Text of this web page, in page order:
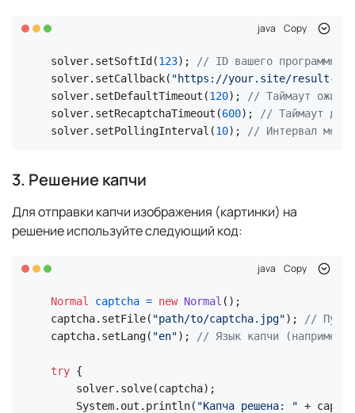
java Copy
solver.setSoftId(123);
// ID вашего
solver.setCallback( "https://your.site/result-
solver.setDefaultTimeout(120);
// Таймаут
solver.setRecaptchaTimeout(600);
// Таймаут для
solver.setPollingInterval(10); // Интервал
3. Решение капчи
Для отправки капчи изображения (картинки) на
решение используйте следующий код:
java Copy
Normal captcha = new Normal ();
captcha.setFile( "path/to/captcha.jpg");
// Путь
captcha.setLang( "en"); // Язык капчи (например,
try {
    solver.solve(captcha);
    System.out.println(
"Капча решена: " +